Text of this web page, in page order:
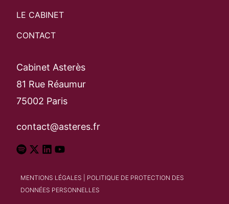
LE CABINET
CONTACT
Cabinet Asterès
81 Rue Réaumur
75002 Paris
contact@asteres.fr
MENTIONS LÉGALES
POLITIQUE DE PROTECTION DES
DONNÉES PERSONNELLES